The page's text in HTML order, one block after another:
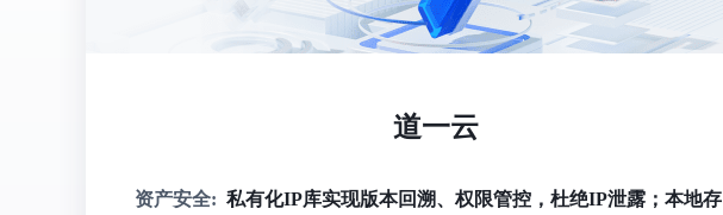
道一云
资产安全: 私有化IP库实现版本回溯、权限管控，杜绝IP泄露；本地存